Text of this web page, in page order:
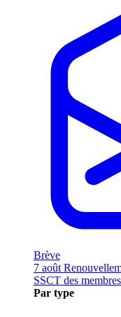
Brève
7 août
SSCT des
Par type